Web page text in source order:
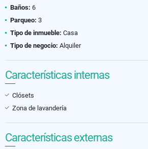
Baños: 6
Parqueo: 3
Tipo de inmueble: Casa
Tipo de negocio: Alquiler
Características internas
Clósets
Zona de lavandería
Características externas